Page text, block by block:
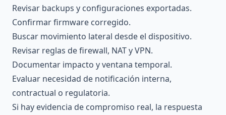
Revisar backups y configuraciones exportadas.
Confirmar firmware corregido.
Buscar movimiento lateral desde el dispositivo.
Revisar reglas de firewall, NAT y VPN.
Documentar impacto y ventana temporal.
Evaluar necesidad de notificación interna,
contractual o regulatoria.
Si hay evidencia de compromiso real, la respuesta